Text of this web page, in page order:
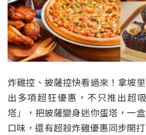
炸雞控、披薩控快看過來！拿坡
出多項超狂優惠，不只推出超
塔」，把披薩變身迷你蛋塔，一
口味，還有超殺炸雞優惠同步開